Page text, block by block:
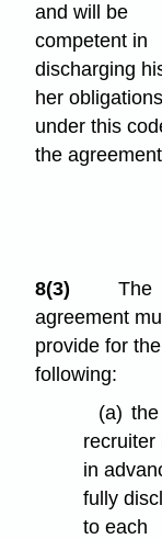
and will be
competent in
discharging
her obligations
under this
the
8(3)
The
agreement
provide for the
following:
(a) the
recruiter
in
fully
to each